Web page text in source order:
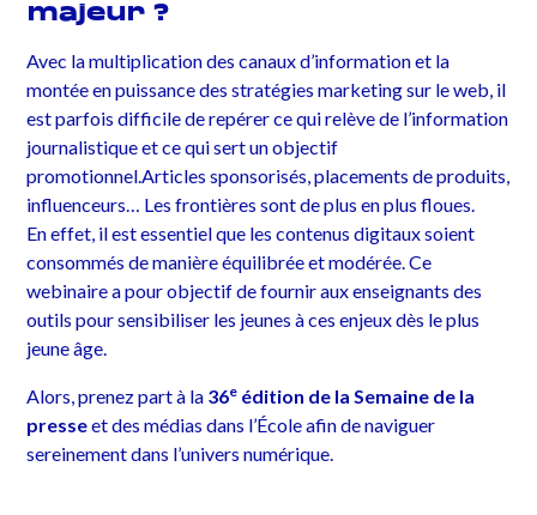
majeur ?
Avec la multiplication des canaux d’information et la
montée en puissance des stratégies marketing sur le web, il
est parfois difficile de repérer ce qui relève de l’information
journalistique et ce qui sert un objectif
promotionnel.Articles sponsorisés, placements de produits,
influenceurs… Les frontières sont de plus en plus floues.
En effet, il est essentiel que les contenus digitaux soient
consommés de manière équilibrée et modérée. Ce
webinaire a pour objectif de fournir aux enseignants des
outils pour sensibiliser les jeunes à ces enjeux dès le plus
jeune âge.
Alors, prenez part à la 36e édition de la Semaine de la
presseet des médias dans l’École afin de naviguer
sereinement dans l’univers numérique.